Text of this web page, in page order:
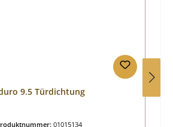
9.5 Türdichtung
01015134